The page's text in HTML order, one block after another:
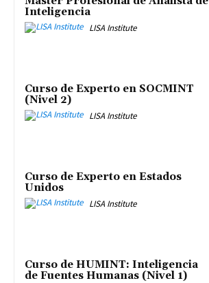
Inteligencia
LISA Institute
Curso de Experto en SOCMINT
(Nivel 2)
LISA Institute
Curso de Experto en Estados
Unidos
LISA Institute
Curso de HUMINT: Inteligencia
de Fuentes Humanas (Nivel 1)